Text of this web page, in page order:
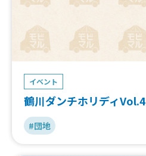
イベント
鶴川ダンチホリディVol.4
#団地